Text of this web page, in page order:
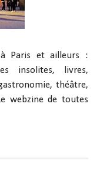
Paris et ailleurs :
insolites, livres,
théâtre,
webzine de toutes